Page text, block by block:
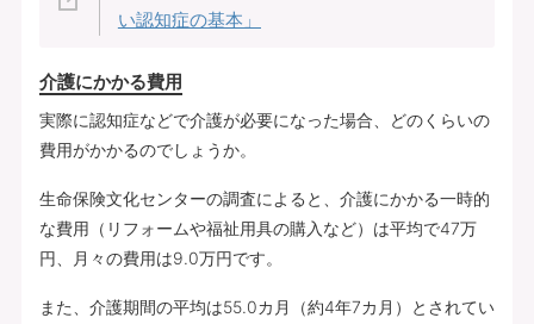
い認知症の基本」
介護にかかる費用
実際に認知症などで介護が必要になった場合、どのくらいの
費用がかかるのでしょうか。
生命保険文化センターの調査によると、介護にかかる一時的
な費用（リフォームや福祉用具の購入など）は平均で47万
円、月々の費用は9.0万円です。
また、介護期間の平均は55.0カ月（約4年7カ月）とされてい